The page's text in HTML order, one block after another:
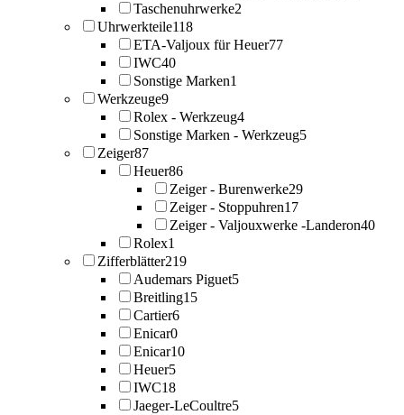
Taschenuhrwerke2
Uhrwerkteile118
ETA-Valjoux für Heuer77
IWC40
Sonstige Marken1
Werkzeuge9
Rolex - Werkzeug4
Sonstige Marken - Werkzeug5
Zeiger87
Heuer86
Zeiger - Burenwerke29
Zeiger - Stoppuhren17
Zeiger - Valjouxwerke -Landeron40
Rolex1
Zifferblätter219
Audemars Piguet5
Breitling15
Cartier6
Enicar0
Enicar10
Heuer5
IWC18
Jaeger-LeCoultre5